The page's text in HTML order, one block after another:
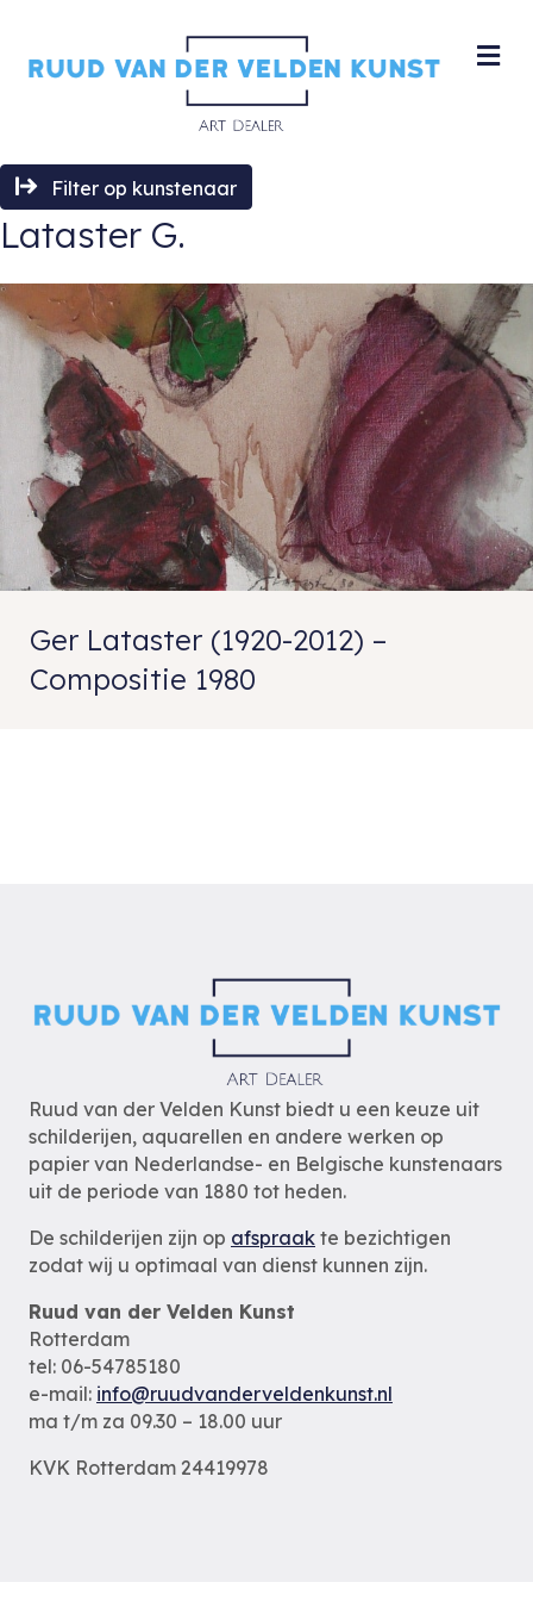
Filter op kunstenaar
Lataster G.
Ger Lataster (1920-2012) –
Compositie 1980
Ruud van der Velden Kunst biedt u een keuze uit
schilderijen, aquarellen en andere werken op
papier van Nederlandse- en Belgische kunstenaars
uit de periode van 1880 tot heden.
De schilderijen zijn op afspraak te bezichtigen
zodat wij u optimaal van dienst kunnen zijn.
Ruud van der Velden Kunst
Rotterdam
tel: 06-54785180
e-mail: info@ruudvanderveldenkunst.nl
ma t/m za 09.30 – 18.00 uur
KVK Rotterdam 24419978